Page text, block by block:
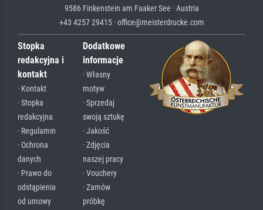
9586 Finkenstein am Faaker See · Austria
+43 4257 29415 · office@meisterdrucke.com
Stopka
redakcyjna i
kontakt
· Kontakt
· Stopka
redakcyjna
· Regulamin
· Ochrona
danych
· Prawo do
odstąpienia
od umowy
Dodatkowe
informacje
· Własny
motyw
· Sprzedaj
swoją sztukę
· Jakość
· Zdjęcia
naszej pracy
· Vouchery
· Zamów
próbkę